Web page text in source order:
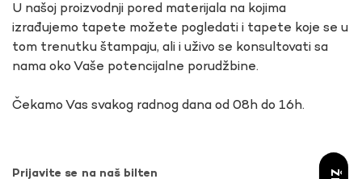
U našoj proizvodnji pored materijala na kojima
izrađujemo tapete možete pogledati i tapete koje se u
tom trenutku štampaju, ali i uživo se konsultovati sa
nama oko Vaše potencijalne porudžbine.
Čekamo Vas svakog radnog dana od 08h do 16h.
Prijavite se na naš bilten